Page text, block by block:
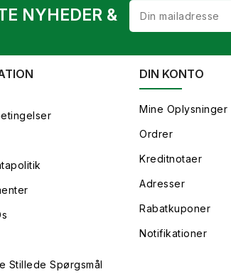
NYHEDER &
Stillede Spørgsmål
DIN KONTO
Mine Oplysninger
Ordrer
Kreditnotaer
Adresser
Rabatkuponer
Notifikationer